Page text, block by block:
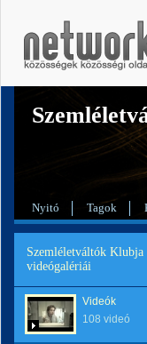
Nyitó Tagok
Szemléletváltók Klubja
videógalériái
Videók
108 videó